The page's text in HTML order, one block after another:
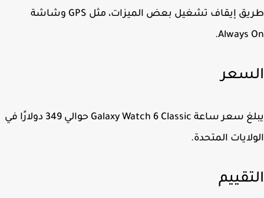
طريق إيقاف تشغيل بعض الميزات، مثل GPS وشاشة
Always
يبلغ سعر ساعة Galaxy Watch 6 Classic حوالي 349 دولارًا في
المتحدة.